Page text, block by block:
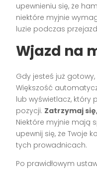
upewnieniu się, że
niektóre myjnie
luzie podczas
Wjazd na
Gdy jesteś już
Większość
lub wyświetlacz, który
pozycji. Zatrzymaj
Niektóre myjnie mają
upewnij się, że Twoje
tych prowadnicach.
Po prawidłowym